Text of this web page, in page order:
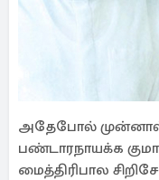
அதேபோல் முன்னாள்
பண்டாரநாயக்க
மைத்திரிபால